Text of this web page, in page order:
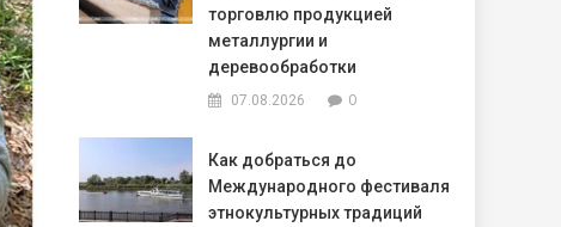
торговлю продукцией
металлургии и
деревообработки
07.08.2026 0
Как добраться до
Международного фестиваля
этнокультурных традиций